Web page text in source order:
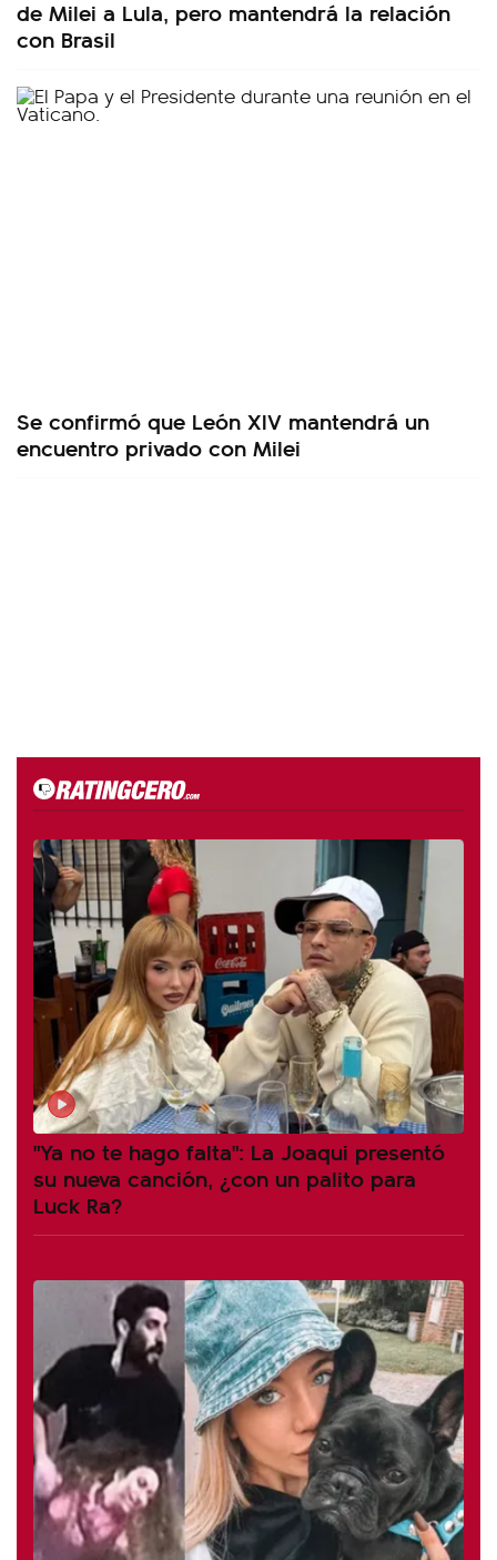
de Milei a Lula, pero mantendrá la relación
con Brasil
Se confirmó que León XIV mantendrá un
encuentro privado con Milei
"Ya no te hago falta": La Joaqui presentó
su nueva canción, ¿con un palito para
Luck Ra?